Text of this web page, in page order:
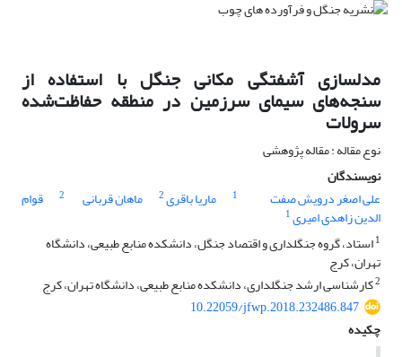
مدلسازی آشفتگی مکانی جنگل با استفاده از
سنجه‌های سیمای سرزمین در منطقه حفاظت‌شده
سرولات
نوع مقاله : مقاله پژوهشی
نویسندگان
علی اصغر درویش صفت
1 ماریا باقری2 ماهان قربانی 2 قوام
الدین زاهدی امیری1
1استاد، گروه جنگلداری و اقتصاد جنگل، دانشکده منابع طبیعی، دانشگاه
تهران، کرج
2کارشناسی ارشد جنگلداری، دانشکده منابع طبیعی، دانشگاه تهران، کرج
10.22059/jfwp.2018.232486.847
چکیده